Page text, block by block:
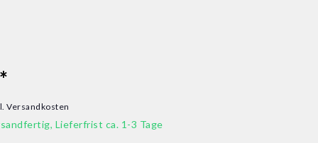
Versandkosten
Lieferfrist ca. 1-3 Tage